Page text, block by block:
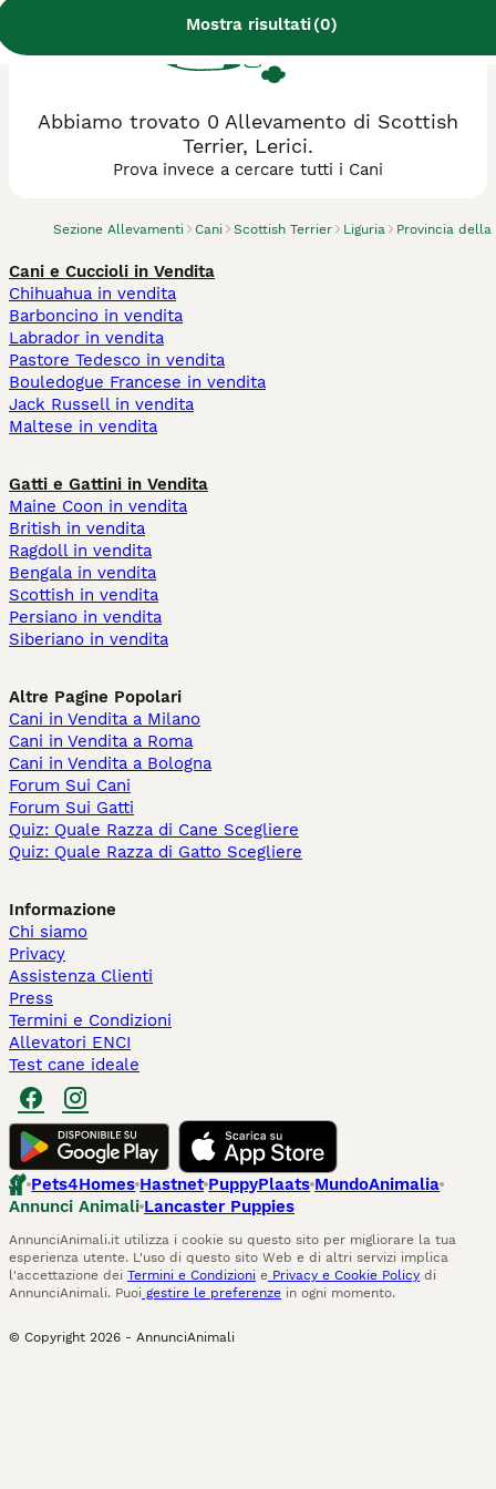
Mostra risultati(0)
Sezione Allevamenti Cani Scottish Terrier Liguria Provincia della
Abbiamo trovato 0 Allevamento di Scottish
Terrier, Lerici.
Prova invece a cercare tutti i Cani
Cani e Cuccioli in Vendita
Chihuahua in vendita
Barboncino in vendita
Labrador in vendita
Pastore Tedesco in vendita
Bouledogue Francese in vendita
Jack Russell in vendita
Maltese in vendita
Gatti e Gattini in Vendita
Maine Coon in vendita
British in vendita
Ragdoll in vendita
Bengala in vendita
Scottish in vendita
Persiano in vendita
Siberiano in vendita
Altre Pagine Popolari
Cani in Vendita a Milano
Cani in Vendita a Roma
Cani in Vendita a Bologna
Forum Sui Cani
Forum Sui Gatti
Quiz: Quale Razza di Cane Scegliere
Quiz: Quale Razza di Gatto Scegliere
Informazione
Chi siamo
Privacy
Assistenza Clienti
Press
Termini e Condizioni
Allevatori ENCI
Test cane ideale
Pets4Homes Hastnet PuppyPlaats MundoAnimalia
Annunci Animali Lancaster Puppies
AnnunciAnimali.it utilizza i cookie su questo sito per migliorare la tua
esperienza utente. L'uso di questo sito Web e di altri servizi implica
l'accettazione dei Termini e Condizioni e Privacy e Cookie Policy di
AnnunciAnimali. Puoi gestire le preferenze in ogni momento.
© Copyright 2026 - AnnunciAnimali